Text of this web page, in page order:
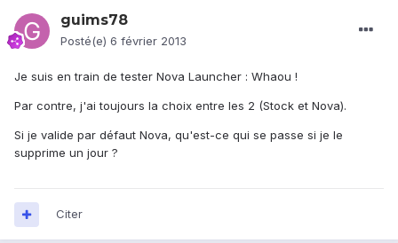
guims78
Posté(e) 6 février 2013
Je suis en train de tester Nova Launcher : Whaou !
Par contre, j'ai toujours la choix entre les 2 (Stock et Nova).
Si je valide par défaut Nova, qu'est-ce qui se passe si je le
supprime un jour ?
Citer